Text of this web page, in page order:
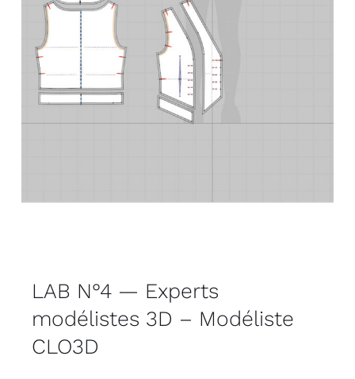
LAB N°4 — Experts
modélistes 3D – Modéliste
CLO3D